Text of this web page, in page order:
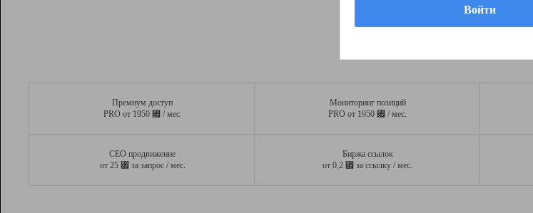
Премиум доступ
PRO от 1950 ⃏ / мес.
Мониторинг позиций
PRO от 1950 ⃏ / мес.
СЕО продвижение
от 25 ⃏ за запрос / мес.
Биржа ссылок
от 0,2 ⃏ за ссылку / мес.